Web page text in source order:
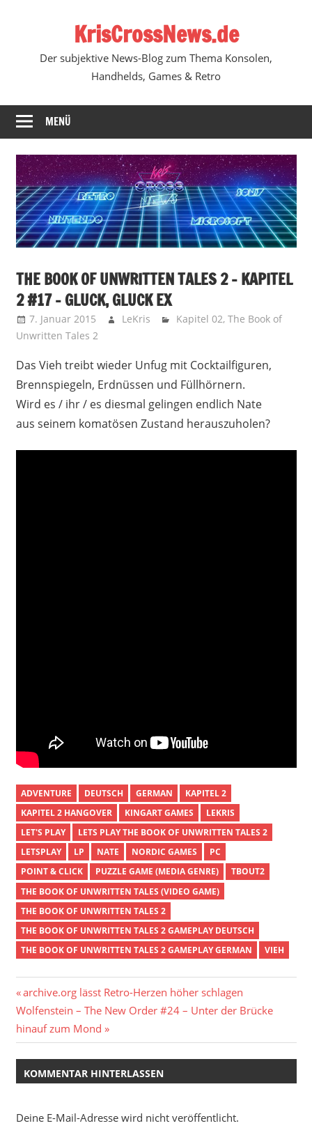
KrisCrossNews.de
Der subjektive News-Blog zum Thema Konsolen,
Handhelds, Games & Retro
MENÜ
THE BOOK OF UNWRITTEN TALES 2 – KAPITEL
2 #17 – GLUCK, GLUCK EX
7. Januar 2015 LeKris Kapitel 02,The Book of
Unwritten Tales 2
Das Vieh treibt wieder Unfug mit Cocktailfiguren,
Brennspiegeln, Erdnüssen und Füllhörnern.
Wird es / ihr / es diesmal gelingen endlich Nate
aus seinem komatösen Zustand herauszuholen?
ADVENTURE DEUTSCH GERMAN
KAPITEL 2
KAPITEL 2 HANGOVER
KINGART GAMES
LEKRIS
LET'S PLAY
LETS PLAY THE BOOK OF UNWRITTEN TALES 2
LETSPLAY
LP NATE NORDIC GAMES
PC
POINT & CLICK
PUZZLE GAME (MEDIA GENRE)
TBOUT2
THE BOOK OF UNWRITTEN TALES (VIDEO GAME)
THE BOOK OF UNWRITTEN TALES 2
THE BOOK OF UNWRITTEN TALES 2 GAMEPLAY DEUTSCH
THE BOOK OF UNWRITTEN TALES 2 GAMEPLAY GERMAN
VIEH
Beitragsnavigation
Vorheriger
Beitrag:
archive.org lässt Retro-Herzen höher schlagen
Nächster
Beitrag:
Wolfenstein – The New Order #24 – Unter der Brücke
hinauf zum Mond
KOMMENTAR HINTERLASSEN
Deine E-Mail-Adresse wird nicht veröffentlicht.